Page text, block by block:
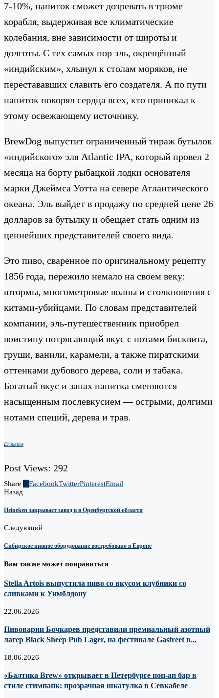
7-10%, напиток сможет дозревать в трюме
корабля, выдерживая все климатические
колебания, вне зависимости от широты и
долготы. С тех самых пор эль, окрещённый
«индийским», хлынул к столам моряков, не
перестававших славить его создателя. А по пути
напиток покорял сердца всех, кто приникал к
этому освежающему источнику.
BrewDog выпустит ограниченный тираж бутылок
«индийского» эля Atlantic IPA, который провел 2
месяца на борту рыбацкой лодки основателя
марки Джеймса Уотта на севере Атлантического
океана. Эль выйдет в продажу по средней цене 26
долларов за бутылку и обещает стать одним из
ценнейших представителей своего вида.
Это пиво, сваренное по оригинальному рецепту
1856 года, пережило немало на своем веку:
штормы, многометровые волны и столкновения с
китами-убийцами. По словам представителей
компании, эль-путешественник приобрел
воистину потрясающий вкус с нотами бисквита,
груши, ванили, карамели, а также пиратскими
оттенками дубового дерева, соли и табака.
Богатый вкус и запах напитка сменяются
насыщенным послевкусием — острыми, долгими
нотами специй, дерева и трав.
Drinktime
Post Views: 292
Share 0 FacebookTwitterPinterestEmail
Назад
Heineken закрывает завод в в Оренбургской области
Следующий
Сибирское пивное оборудование востребовано в Европе
Вам также может понравиться
Stella Artois выпустила пиво со вкусом клубники со
сливками к Уимблдону
22.06.2026
Пивоварни Бочкарев представили премиальный азотный
лагер Black Sheep Pub Lager, на фестивале Gastreet в...
18.06.2026
«Балтика Brew» открывает в Петербурге поп-ап бар в
стиле стимпанк: прозрачная шкатулка в Севкабеле